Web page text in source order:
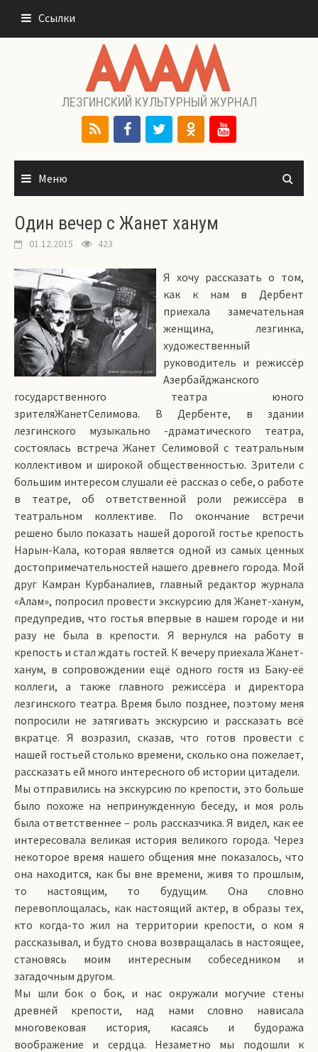
содержимому
Ссылки
ЛЕЗГИНСКИЙ КУЛЬТУРНЫЙ ЖУРНАЛ
Меню
Один вечер с Жанет ханум
01.12.2015 423
Я хочу рассказать о том,
как к нам в Дербент
приехала замечательная
женщина, лезгинка,
художественный
руководитель и режиссёр
Азербайджанского
государственного театра юного
зрителяЖанетСелимова. В Дербенте, в здании
лезгинского музыкально -драматического театра,
состоялась встреча Жанет Селимовой с театральным
коллективом и широкой общественностью. Зрители с
большим интересом слушали её рассказ о себе, о работе
в театре, об ответственной роли режиссёра в
театральном коллективе. По окончание встречи
решено было показать нашей дорогой гостье крепость
Нарын-Кала, которая является одной из самых ценных
достопримечательностей нашего древнего города. Мой
друг Камран Курбаналиев, главный редактор журнала
«Алам», попросил провести экскурсию для Жанет-ханум,
предупредив, что гостья впервые в нашем городе и ни
разу не была в крепости. Я вернулся на работу в
крепость и стал ждать гостей. К вечеру приехала Жанет-
ханум, в сопровождении ещё одного гостя из Баку-её
коллеги, а также главного режиссёра и директора
лезгинского театра. Время было позднее, поэтому меня
попросили не затягивать экскурсию и рассказать всё
вкратце. Я возразил, сказав, что готов провести с
нашей гостьей столько времени, сколько она пожелает,
рассказать ей много интересного об истории цитадели.
Мы отправились на экскурсию по крепости, это больше
было похоже на непринужденную беседу, и моя роль
была ответственнее – роль рассказчика. Я видел, как ее
интересовала великая история великого города. Через
некоторое время нашего общения мне показалось, что
она находится, как бы вне времени, живя то прошлым,
то настоящим, то будущим. Она словно
перевоплощалась, как настоящий актер, в образы тех,
кто когда-то жил на территории крепости, о ком я
рассказывал, и будто снова возвращалась в настоящее,
становясь моим интересным собеседником и
загадочным другом.
Мы шли бок о бок, и нас окружали могучие стены
древней крепости, над нами словно нависала
многовековая история, касаясь и будоража
воображение и сердца. Незаметно мы подошли к